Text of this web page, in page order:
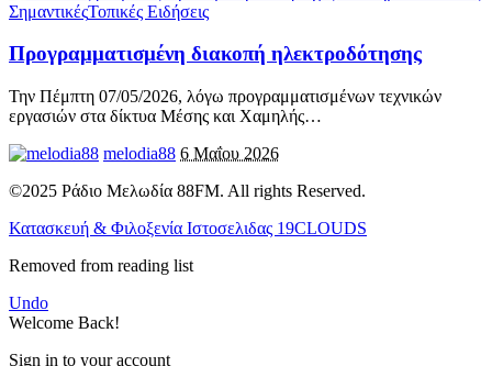
ΣημαντικέςΤοπικές Ειδήσεις
Προγραμματισμένη διακοπή ηλεκτροδότησης
Την Πέμπτη 07/05/2026, λόγω προγραμματισμένων τεχνικών
εργασιών στα δίκτυα Μέσης και Χαμηλής…
melodia88 6 Μαΐου 2026
©2025 Ράδιο Μελωδία 88FM. All rights Reserved.
Κατασκευή & Φιλοξενία Ιστοσελιδας 19CLOUDS
Removed from reading list
Undo
Welcome Back!
Sign in to your account